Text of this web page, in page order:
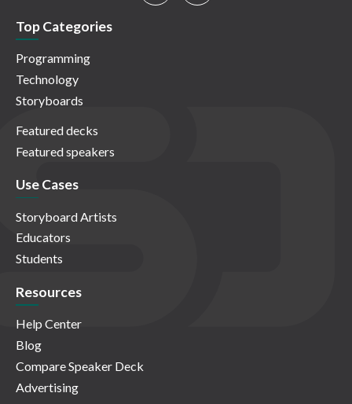
Top Categories
Programming
Technology
Storyboards
Featured decks
Featured speakers
Use Cases
Storyboard Artists
Educators
Students
Resources
Help Center
Blog
Compare Speaker Deck
Advertising